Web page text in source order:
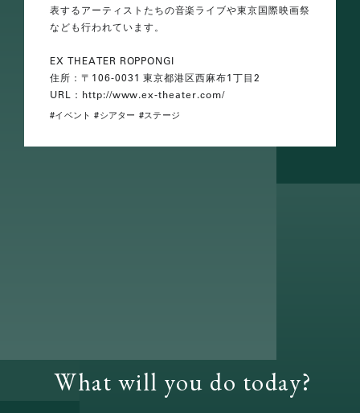
表するアーティストたちの音楽ライブや東京国際映画祭
なども行われています。
EX THEATER ROPPONGI
住所：〒106-0031 東京都港区西麻布1丁目2
URL：http://www.ex-theater.com/
イベント シアター ステージ
What will you do today?